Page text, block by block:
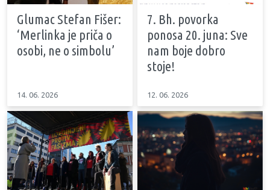
Glumac Stefan Fišer:
‘Merlinka je priča o
osobi, ne o simbolu’
14. 06. 2026
7. Bh. povorka
ponosa 20. juna: Sve
nam boje dobro
stoje!
12. 06. 2026